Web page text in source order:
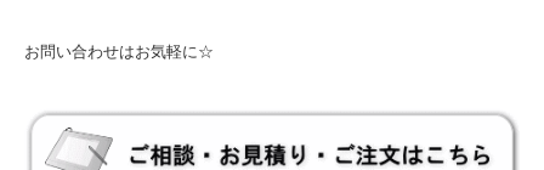
お問い合わせはお気軽に☆